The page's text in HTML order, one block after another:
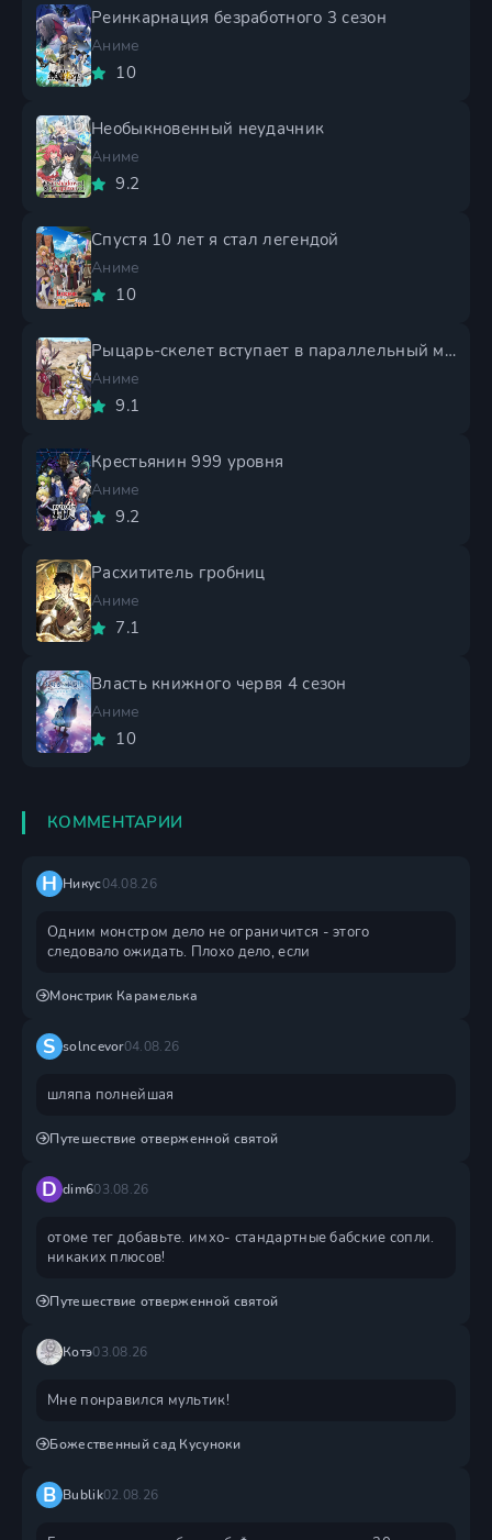
Реинкарнация безработного 3 сезон
Аниме
10
Необыкновенный неудачник
Аниме
9.2
Спустя 10 лет я стал легендой
Аниме
10
Рыцарь-скелет вступает в параллельный мир 2 сезон
Аниме
9.1
Крестьянин 999 уровня
Аниме
9.2
Расхититель гробниц
Аниме
7.1
Власть книжного червя 4 сезон
Аниме
10
КОММЕНТАРИИ
Н Никус04.08.26
Одним монстром дело не ограничится - этого
следовало ожидать. Плохо дело, если
Монстрик Карамелька
S solncevor04.08.26
шляпа полнейшая
Путешествие отверженной святой
D dim603.08.26
отоме тег добавьте. имхо- стандартные бабские сопли.
никаких плюсов!
Путешествие отверженной святой
Котэ03.08.26
Мне понравился мультик!
Божественный сад Кусуноки
B Bublik02.08.26